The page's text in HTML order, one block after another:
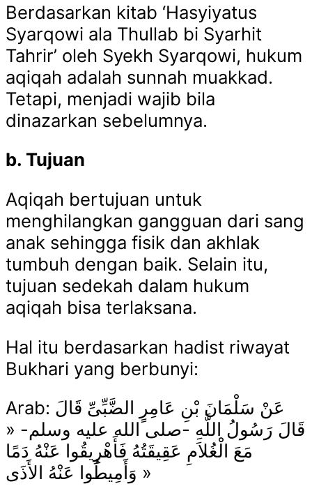
Berdasarkan kitab ‘Hasyiyatus
Syarqowi ala Thullab bi Syarhit
Tahrir’ oleh Syekh Syarqowi, hukum
aqiqah adalah sunnah muakkad.
Tetapi, menjadi wajib bila
dinazarkan sebelumnya.
b. Tujuan
Aqiqah bertujuan untuk
menghilangkan gangguan dari sang
anak sehingga fisik dan akhlak
tumbuh dengan baik. Selain itu,
tujuan sedekah dalam hukum
aqiqah bisa terlaksana.
Hal itu berdasarkan hadist riwayat
Bukhari yang berbunyi:
Arab: عَنْ سَلْمَانَ بْنِ عَامِرٍ الضَّبِّىِّ قَالَ
قَالَ رَسُولُ اللَّهِ -صلى الله عليه وسلم- «
مَعَ الْغُلاَمِ عَقِيقَتُهُ فَأَهْرِيقُوا عَنْهُ دَمًا
وَأَمِيطُوا عَنْهُ الأَذَى »